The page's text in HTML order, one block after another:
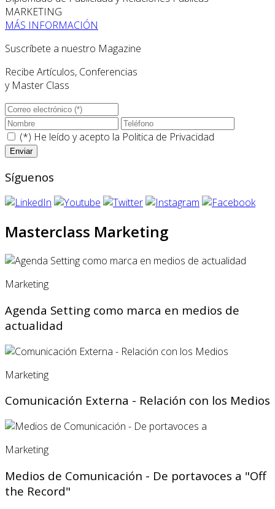
MARKETING
MÁS INFORMACIÓN
Suscríbete a nuestro Magazine
Recibe Artículos, Conferencias
y Master Class
(*) He leído y acepto la Politica de Privacidad
Síguenos
Masterclass Marketing
Marketing
Agenda Setting como marca en medios de
actualidad
Marketing
Comunicación Externa - Relación con los Medios
Marketing
Medios de Comunicación - De portavoces a "Off
the Record"